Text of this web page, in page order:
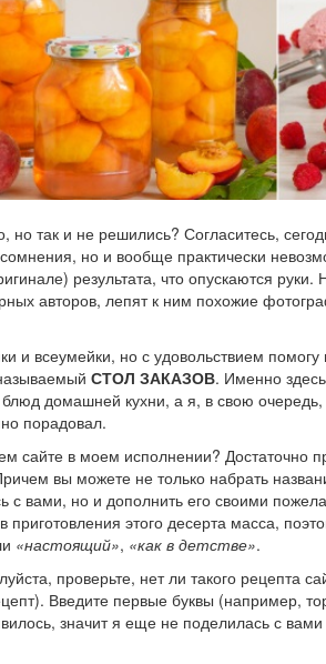
но так и не решились? Согласитесь,
но и вообще практически
результата, что опускаются
авторов, лепят к ним похожие
и всеумейки, но с удовольствием
СТОЛ ЗАКАЗОВ. Именно
домашней кухни, а я, в свою
порадовал.
сайте в моем исполнении? Достаточно
вы можете не только набрать
с вами, но и дополнить его своими
приготовления этого десерта масса,
«настоящий», «как в детстве».
проверьте, нет ли такого рецепта
Введите первые буквы (например,
значит я еще не поделилась с